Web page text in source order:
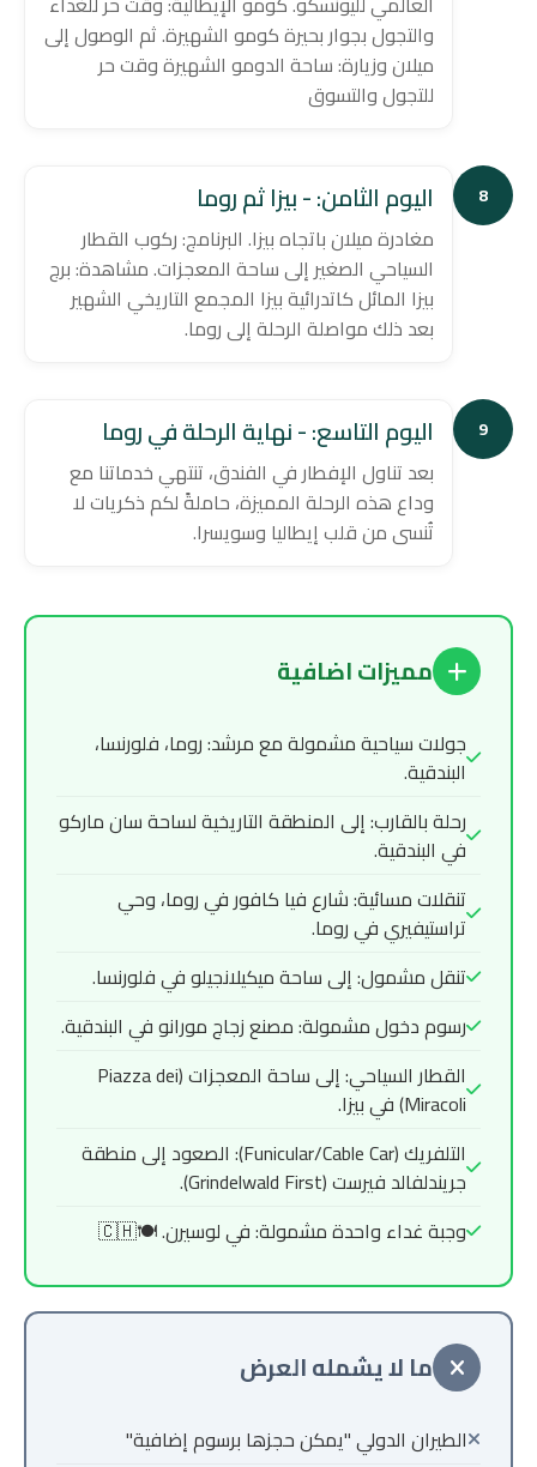
والتجول بجوار بحيرة كومو الشهيرة. ثم الوصول إلى
ميلان وزيارة: ساحة الدومو الشهيرة وقت حر
للتجول والتسوق
8 اليوم الثامن: - بيزا ثم روما
مغادرة ميلان باتجاه بيزا. البرنامج: ركوب القطار
السياحي الصغير إلى ساحة المعجزات. مشاهدة: برج
بيزا المائل كاتدرائية بيزا المجمع التاريخي الشهير
بعد ذلك مواصلة الرحلة إلى روما.
9 اليوم التاسع: - نهاية الرحلة في روما
بعد تناول الإفطار في الفندق، تنتهي خدماتنا مع
وداع هذه الرحلة المميزة، حاملةً لكم ذكريات لا
تُنسى من قلب إيطاليا وسويسرا.
مميزات اضافية
جولات سياحية مشمولة مع مرشد: روما، فلورنسا،
البندقية.
رحلة بالقارب: إلى المنطقة التاريخية لساحة سان ماركو
في البندقية.
تنقلات مسائية: شارع فيا كافور في روما، وحي
تراستيفيري في روما.
تنقل مشمول: إلى ساحة ميكيلانجيلو في فلورنسا.
رسوم دخول مشمولة: مصنع زجاج مورانو في البندقية.
القطار السياحي: إلى ساحة المعجزات (Piazza dei
Miracoli) في بيزا.
التلفريك (Funicular/Cable Car): الصعود إلى منطقة
جريندلفالد فيرست (Grindelwald First).
وجبة غداء واحدة مشمولة: في لوسيرن. 🍽️🇨🇭
ما لا يشمله العرض
الطيران الدولي "يمكن حجزها برسوم إضافية"